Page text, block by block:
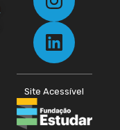
Site Acessível